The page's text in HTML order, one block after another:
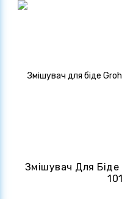
Змішувач Для